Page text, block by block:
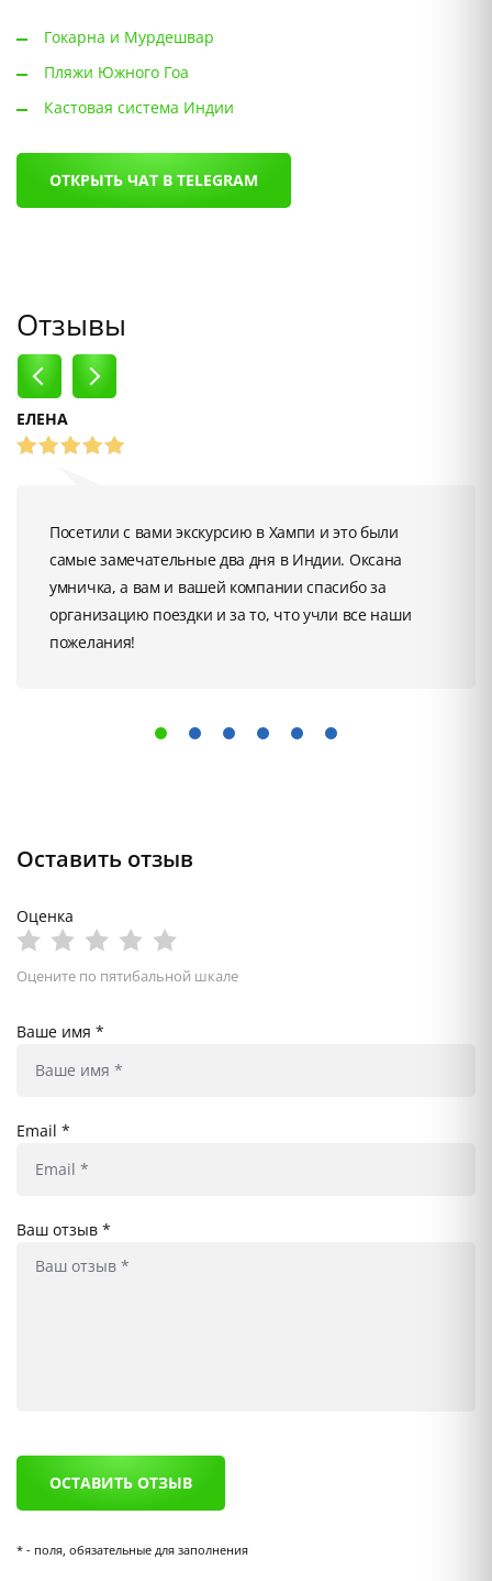
Гокарна и Мурдешвар
Пляжи Южного Гоа
Кастовая система Индии
ОТКРЫТЬ ЧАТ В TELEGRAM
Отзывы
‹
ЕЛЕНА
Посетили с вами экскурсию в Хампи и это были
самые замечательные два дня в Индии. Оксана
умничка, а вам и вашей компании спасибо за
организацию поездки и за то, что учли все наши
пожелания!
›
Оставить отзыв
Оценка
Оцените по пятибальной шкале
Ваше имя *
Email *
Ваш отзыв *
* - поля, обязательные для заполнения